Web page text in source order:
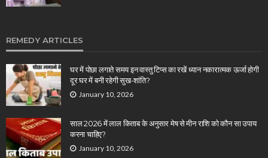
REMEDY ARTICLES
घर में पोछा लगाते समय इन वास्तु टिप्स का रखें ध्यान नकारात्मक ऊर्जा होगी
दूर घर में बनी रहेगी सुख-शांति?
January 10, 2026
साल 2026 में लाल किताब के अनुसार मेष से मीन राशि को कौन सा उपाय
करना चाहिए?
January 10, 2026